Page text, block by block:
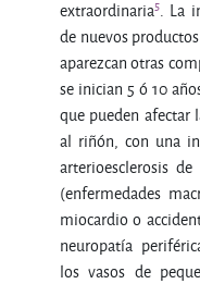
extraordinaria5. La
de nuevos
aparezcan otras
se inician 5 ó 10
que pueden afectar
al riñón, con una
arterioesclerosis
(enfermedades
miocardio o
neuropatía
los vasos de